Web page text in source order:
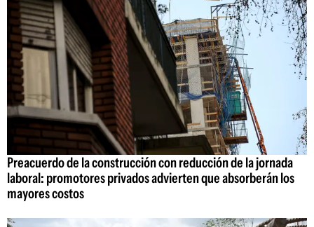
Preacuerdo de la construcción con reducción de la jornada
laboral: promotores privados advierten que absorberán los
mayores costos